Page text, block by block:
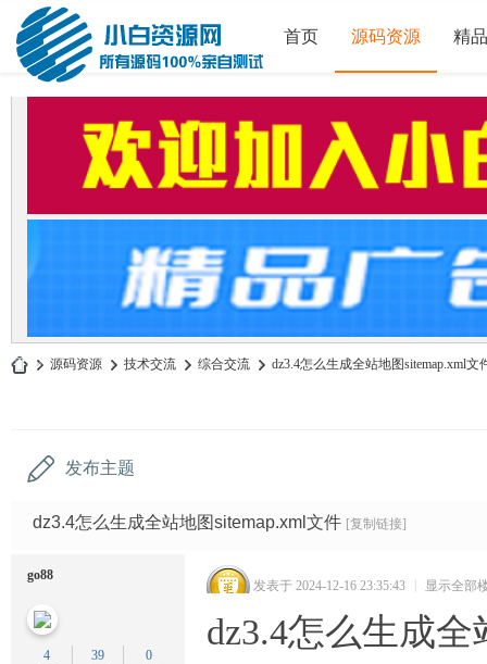
首页 源码资源 精
» 源码资源 › 技术交流 › 综合交流 › dz3.4怎么生成全站地图sitemap.xml文
发布主题
dz3.4怎么生成全站地图sitemap.xml文件 [复制链接]
go88
4
39
0
发表于 2024-12-16 23:35:43 显示全部
dz3.4怎么生成全